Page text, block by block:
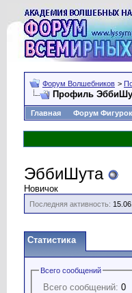
Форум Волшебников >
Профиль
Главная Форум Фигурок
ЭббиШута
Новичок
Последняя активность:
Статистика
Всего сообщений
Всего сообщений: 0